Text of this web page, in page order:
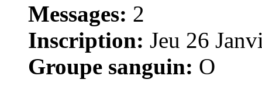
Messages: 2
Inscription: Jeu 26
Groupe sanguin: O